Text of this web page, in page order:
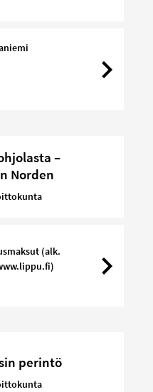
–
Norden
(alk.
perintö